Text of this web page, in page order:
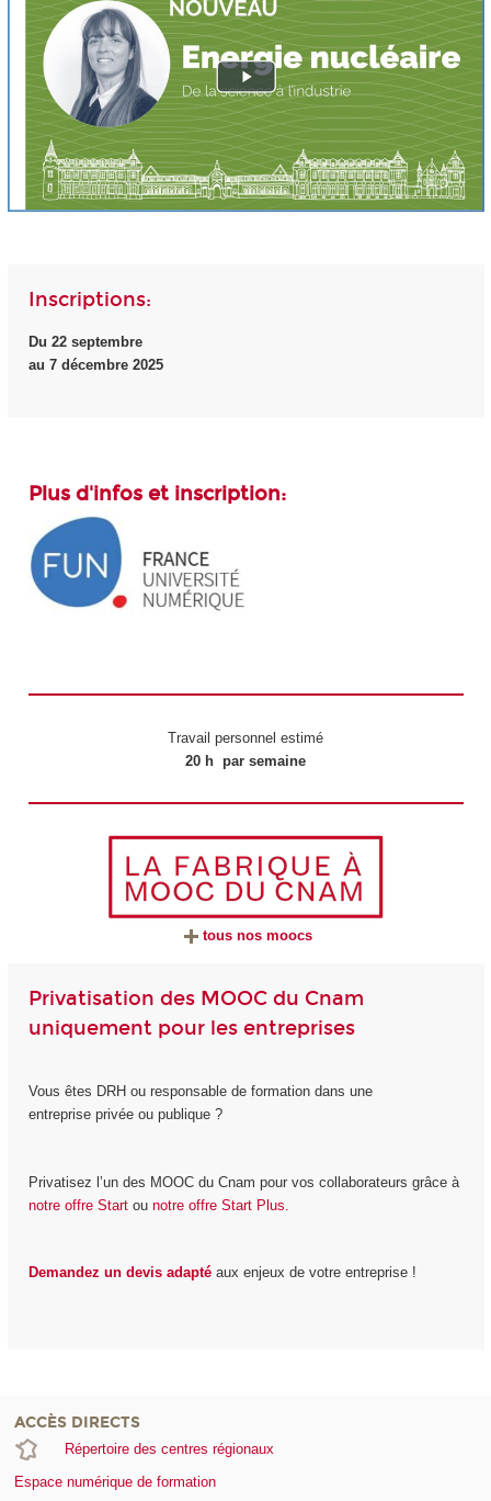
Inscriptions:
Du 22 septembre
au 7 décembre 2025
Plus d'infos et inscription:
Travail personnel estimé
20 h par semaine
tous nos moocs
Privatisation des MOOC du Cnam
uniquement pour les entreprises
Vous êtes DRH ou responsable de formation dans une
entreprise privée ou publique ?
Privatisez l’un des MOOC du Cnam pour vos collaborateurs grâce à
notre offre Startou notre offre Start Plus.
Demandez un devis adaptéaux enjeux de votre entreprise !
ACCÈS DIRECTS
Répertoire des centres régionaux
Espace numérique de formation